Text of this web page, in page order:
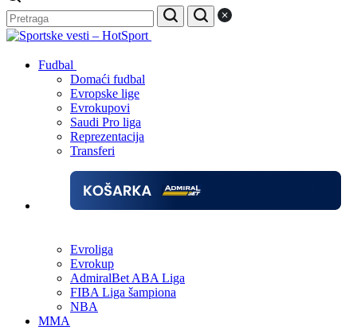
Fudbal
Domaći fudbal
Evropske lige
Evrokupovi
Saudi Pro liga
Reprezentacija
Transferi
Evroliga
Evrokup
AdmiralBet ABA Liga
FIBA Liga šampiona
NBA
MMA